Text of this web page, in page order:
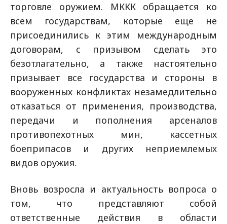
торговле оружием. МККК обращается ко
всем государствам, которые еще не
присоединились к этим международным
договорам, с призывом сделать это
безотлагательно, а также настоятельно
призывает все государства и стороны в
вооруженных конфликтах незамедлительно
отказаться от применения, производства,
передачи и пополнения арсеналов
противопехотных мин, кассетных
боеприпасов и других неприемлемых
видов оружия.
Вновь возросла и актуальность вопроса о
том, что представляют собой
ответственные действия в области